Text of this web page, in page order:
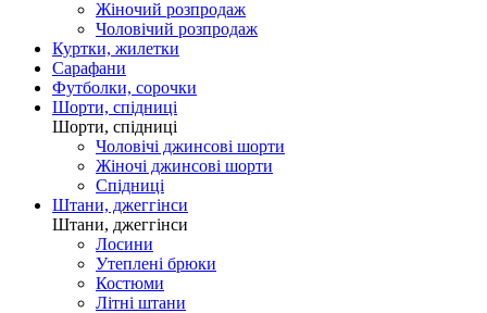
Жіночий розпродаж
Чоловічий розпродаж
Куртки, жилетки
Сарафани
Футболки, сорочки
Шорти, спідниці
Шорти, спідниці
Чоловічі джинсові шорти
Жіночі джинсові шорти
Спідниці
Штани, джеггінси
Штани, джеггінси
Лосини
Утеплені брюки
Костюми
Літні штани